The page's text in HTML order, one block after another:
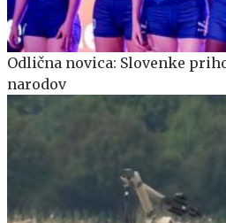
Odlična novica: Slovenke
narodov